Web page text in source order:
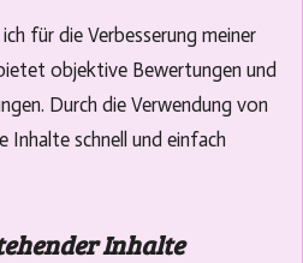
für die Verbesserung meiner
objektive Bewertungen und
Durch die Verwendung von
Inhalte schnell und einfach
Inhalte